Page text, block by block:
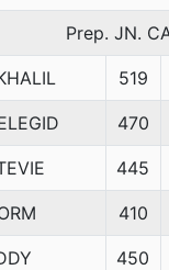
Prep. JN.
519
470
445
410
450